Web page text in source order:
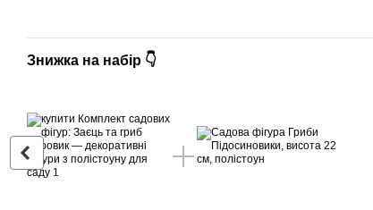
Знижка на набір 👇